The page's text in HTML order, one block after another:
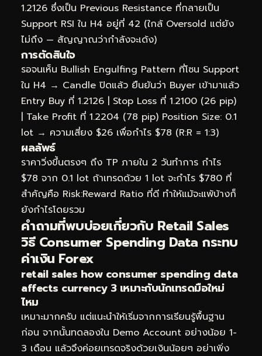
1.2126 ซึ่งเป็น Previous Resistance ที่กลายเป็น
Support RSI ใน H4 อยู่ที่ 42 (ใกล้ Oversold แต่ยัง
ไม่ถึง — สัญญาณว่ากำลังจะเด้ง)
การตัดสินใจ
รอจนเห็น Bullish Engulfing Pattern ที่โซน Support
ใน H4 → Candle ปิดแล้ว ยืนยันว่า Buyer เข้ามาแล้ว
Entry Buy ที่ 1.2126 | Stop Loss ที่ 1.2100 (26 pip)
| Take Profit ที่ 1.2204 (78 pip) Position Size: 0.1
lot → ความเสี่ยง $26 เพื่อกำไร $78 (R:R = 1:3)
ผลลัพธ์
ราคาวิ่งขึ้นตรงๆ ถึง TP ภายใน 2 วันทำการ กำไร
$78 จาก 0.1 lot ถ้าเทรดด้วย 1 lot จะกำไร $780 ที่
สำคัญคือ Risk:Reward Ratio ที่ดี ทำให้แม้จะแพ้บ้างก็
ยังกำไรโดยรวม
คำถามที่พบบ่อยเกี่ยวกับ Retail Sales
วิธี Consumer Spending Data กระทบ
ค่าเงิน Forex
retail sales how consumer spending data
affects currency 3 เหมาะกับนักเทรดมือใหม่
ไหม
เหมาะมากครับ แต่แนะนำให้เริ่มจากการเรียนรู้พื้นฐาน
ก่อน จากนั้นทดลองใน Demo Account อย่างน้อย 1-
3 เดือน แล้วจึงค่อยเทรดจริงด้วยเงินน้อยๆ อย่าเพิ่ง